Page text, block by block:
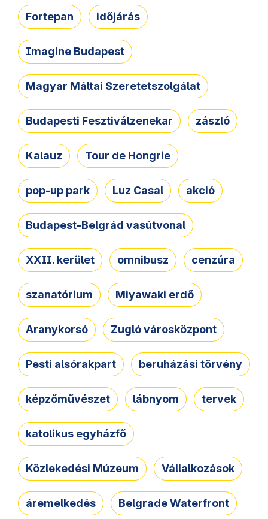
Fortepan időjárás
Imagine Budapest
Magyar Máltai Szeretetszolgálat
Budapesti Fesztiválzenekar zászló
Kalauz Tour de Hongrie
pop-up park Luz Casal akció
Budapest-Belgrád vasútvonal
XXII. kerület omnibusz cenzúra
szanatórium Miyawaki erdő
Aranykorsó Zugló városközpont
Pesti alsórakpart beruházási törvény
képzőművészet lábnyom tervek
katolikus egyházfő
Közlekedési Múzeum Vállalkozások
áremelkedés Belgrade Waterfront